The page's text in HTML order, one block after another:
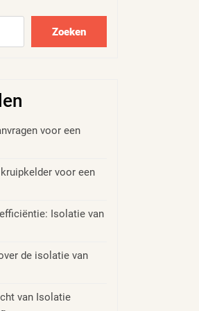
Zoeken
voor een
voor een
Isolatie van
de isolatie van
van Isolatie